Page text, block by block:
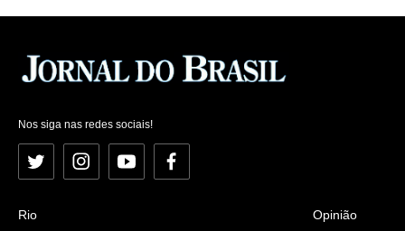
Nos siga nas redes sociais!
Twitter InstagramYouTubeFacebook
Rio
Opinião